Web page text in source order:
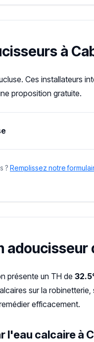
à
Ces installateurs
proposition gratuite.
? Remplissez notre
présente un TH de
sur la
efficacement.
l'eau calcaire à